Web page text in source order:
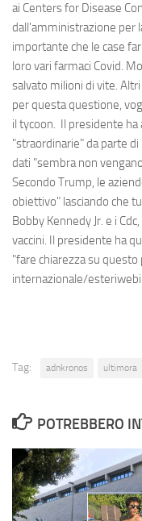
ai Centers for Disease
dall'amministrazione per
importante che le case
loro vari farmaci Covid.
salvato milioni di vite.
per questa questione,
il tycoon. Il presidente
"straordinarie" da parte
dati "sembra non
Secondo Trump, le
obiettivo" lasciando che
Bobby Kennedy Jr. e i
vaccini. Il presidente ha
"fare chiarezza su
internazionale/
Tag: adnkronos ultimora
POTREBBERO